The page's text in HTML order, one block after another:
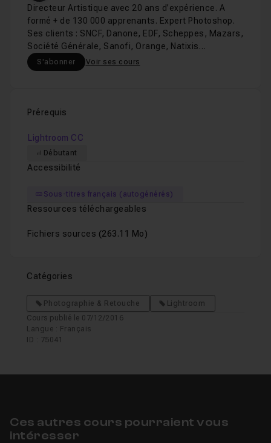
Directeur Artistique avec 20 ans d’expérience. A
formé + de 130 000 apprenants. Expert Photoshop.
Ses clients : SNCF, Danone, EDF, Scheppes, Mazars,
Société Générale, Sanofi, Orange, Natixis…
S'abonner Voir ses cours
Prérequis
Lightroom CC
Débutant
Accessibilité
Sous-titres français (autogénérés)
Ressources téléchargeables
Fichiers sources (263.11 Mo)
Catégories
Photographie & Retouche
Lightroom
Cours publié le 07/12/2016
Langue : Français
ID : 75041
Ces autres cours pourraient vous
intéresser